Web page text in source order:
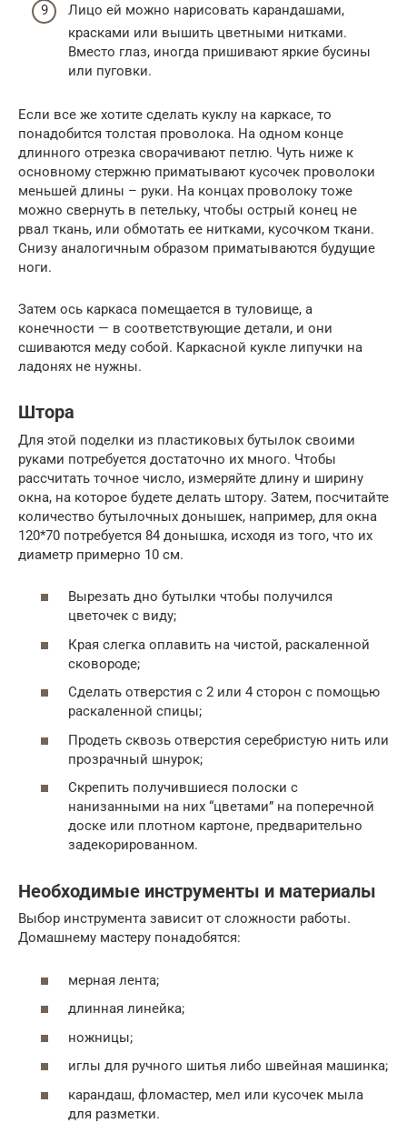
Лицо ей можно нарисовать карандашами,
красками или вышить цветными нитками.
Вместо глаз, иногда пришивают яркие бусины
или пуговки.
Если все же хотите сделать куклу на каркасе, то
понадобится толстая проволока. На одном конце
длинного отрезка сворачивают петлю. Чуть ниже к
основному стержню приматывают кусочек проволоки
меньшей длины – руки. На концах проволоку тоже
можно свернуть в петельку, чтобы острый конец не
рвал ткань, или обмотать ее нитками, кусочком ткани.
Снизу аналогичным образом приматываются будущие
ноги.
Затем ось каркаса помещается в туловище, а
конечности — в соответствующие детали, и они
сшиваются меду собой. Каркасной кукле липучки на
ладонях не нужны.
Штора
Для этой поделки из пластиковых бутылок своими
руками потребуется достаточно их много. Чтобы
рассчитать точное число, измеряйте длину и ширину
окна, на которое будете делать штору. Затем, посчитайте
количество бутылочных донышек, например, для окна
120*70 потребуется 84 донышка, исходя из того, что их
диаметр примерно 10 см.
Вырезать дно бутылки чтобы получился
цветочек с виду;
Края слегка оплавить на чистой, раскаленной
сковороде;
Сделать отверстия с 2 или 4 сторон с помощью
раскаленной спицы;
Продеть сквозь отверстия серебристую нить или
прозрачный шнурок;
Скрепить получившиеся полоски с
нанизанными на них “цветами” на поперечной
доске или плотном картоне, предварительно
задекорированном.
Необходимые инструменты и материалы
Выбор инструмента зависит от сложности работы.
Домашнему мастеру понадобятся:
мерная лента;
длинная линейка;
ножницы;
иглы для ручного шитья либо швейная машинка;
карандаш, фломастер, мел или кусочек мыла
для разметки.